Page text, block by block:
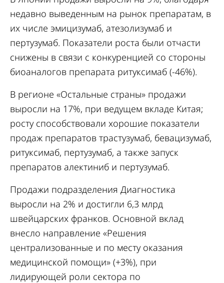
недавно выведенным на рынок препаратам, в
их числе эмицизумаб, атезолизумаб и
пертузумаб. Показатели роста были отчасти
снижены в связи с конкуренцией со стороны
биоаналогов препарата ритуксимаб (-46%).
В регионе «Остальные страны» продажи
выросли на 17%, при ведущем вкладе Китая;
росту способствовали хорошие показатели
продаж препаратов трастузумаб, бевацизумаб,
ритуксимаб, пертузумаб, а также запуск
препаратов алектиниб и пертузумаб.
Продажи подразделения Диагностика
выросли на 2% и достигли 6,3 млрд
швейцарских франков. Основной вклад
внесло направление «Решения
централизованные и по месту оказания
медицинской помощи» (+3%), при
лидирующей роли сектора по